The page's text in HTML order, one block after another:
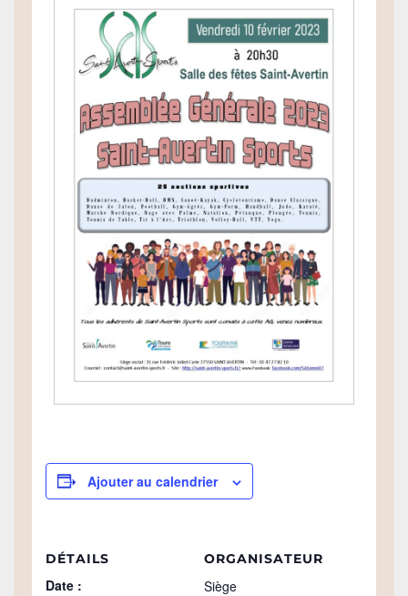
Ajouter au calendrier
DÉTAILS
Date :
ORGANISATEUR
Siège